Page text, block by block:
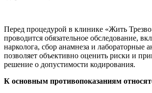
Перед процедурой в клинике «Жить
проводится обязательное обследование,
нарколога, сбор анамнеза и лабораторные
позволяет объективно оценить риски и
решение о допустимости кодирования.
К основным противопоказаниям